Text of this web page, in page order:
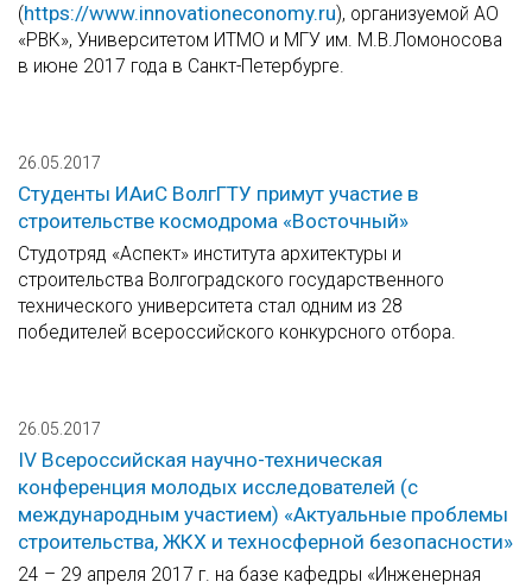
(https://www.innovationeconomy.ru), организуемой АО
«РВК», Университетом ИТМО и МГУ им. М.В.Ломоносова
в июне 2017 года в Санкт-Петербурге.
26.05.2017
Студенты ИАиС ВолгГТУ примут участие в
строительстве космодрома «Восточный»
Студотряд «Аспект» института архитектуры и
строительства Волгоградского государственного
технического университета стал одним из 28
победителей всероссийского конкурсного отбора.
26.05.2017
IV Всероссийская научно-техническая
конференция молодых исследователей (с
международным участием) «Актуальные проблемы
строительства, ЖКХ и техносферной безопасности»
24 – 29 апреля 2017 г. на базе кафедры «Инженерная